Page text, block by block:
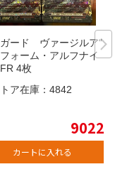
ード ヴァージルア“リ
ォーム・アルフナイ
4枚
ア在庫： 4842
9022
カートに入れる